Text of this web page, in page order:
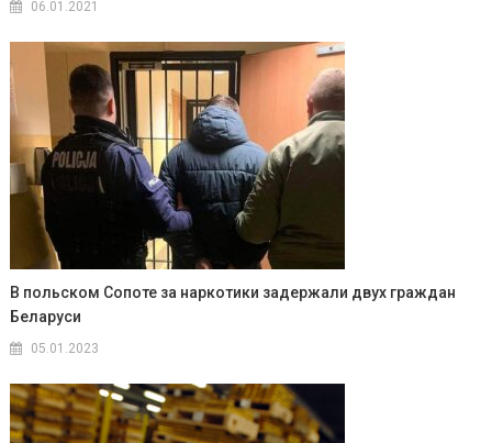
06.01.2021
В польском Сопоте за наркотики задержали двух граждан
Беларуси
05.01.2023